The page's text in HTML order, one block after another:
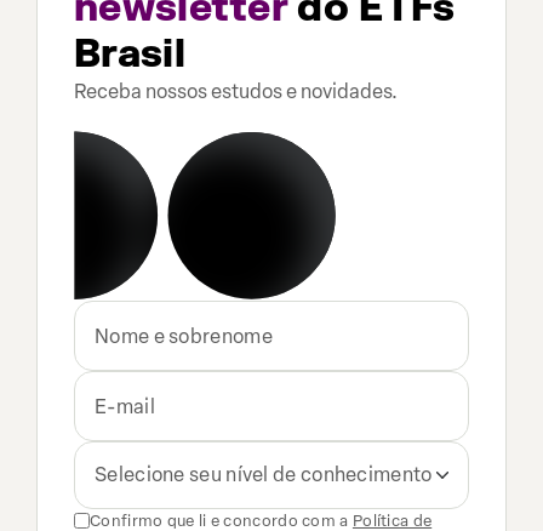
Brasil
Receba nossos estudos e novidades.
Selecione seu nível de conhecimento
Confirmo que li e concordo com a Política de